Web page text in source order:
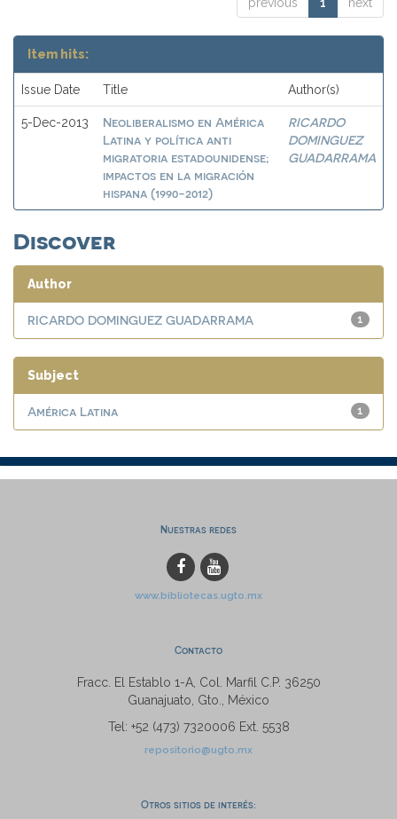
Item hits:
Issue Date Title Author(s)
5-Dec-2013
Neoliberalismo en América
Latina y política anti
migratoria estadounidense;
impactos en la migración
hispana (1990-2012)
RICARDO
DOMINGUEZ
GUADARRAMA
Discover
Author
1
RICARDO DOMINGUEZ GUADARRAMA
Subject
1
América Latina
Nuestras redes
www.bibliotecas.ugto.mx
Contacto
Fracc. El Establo 1-A, Col. Marfil C.P. 36250
Guanajuato, Gto., México
Tel: +52 (473) 7320006 Ext. 5538
repositorio@ugto.mx
Otros sitios de interés: